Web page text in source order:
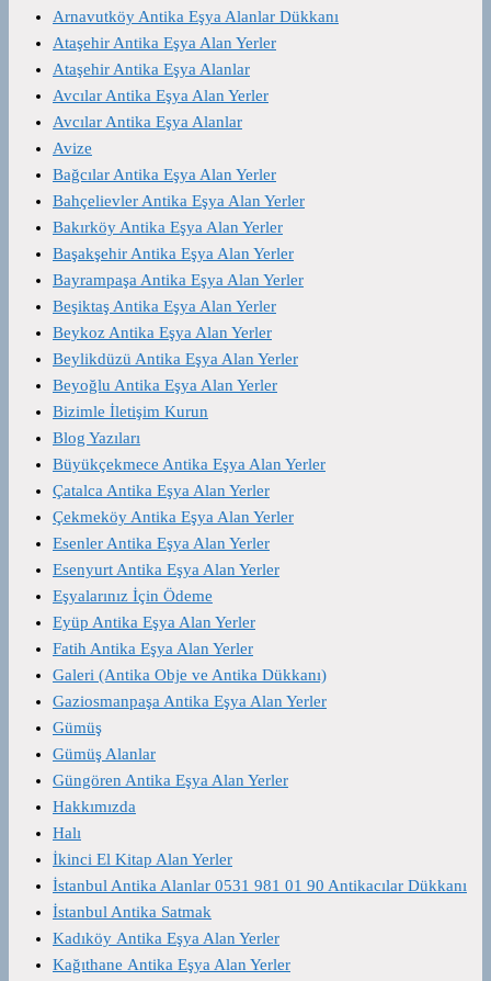
Arnavutköy Antika Eşya Alanlar Dükkanı
Ataşehir Antika Eşya Alan Yerler
Ataşehir Antika Eşya Alanlar
Avcılar Antika Eşya Alan Yerler
Avcılar Antika Eşya Alanlar
Avize
Bağcılar Antika Eşya Alan Yerler
Bahçelievler Antika Eşya Alan Yerler
Bakırköy Antika Eşya Alan Yerler
Başakşehir Antika Eşya Alan Yerler
Bayrampaşa Antika Eşya Alan Yerler
Beşiktaş Antika Eşya Alan Yerler
Beykoz Antika Eşya Alan Yerler
Beylikdüzü Antika Eşya Alan Yerler
Beyoğlu Antika Eşya Alan Yerler
Bizimle İletişim Kurun
Blog Yazıları
Büyükçekmece Antika Eşya Alan Yerler
Çatalca Antika Eşya Alan Yerler
Çekmeköy Antika Eşya Alan Yerler
Esenler Antika Eşya Alan Yerler
Esenyurt Antika Eşya Alan Yerler
Eşyalarınız İçin Ödeme
Eyüp Antika Eşya Alan Yerler
Fatih Antika Eşya Alan Yerler
Galeri (Antika Obje ve Antika Dükkanı)
Gaziosmanpaşa Antika Eşya Alan Yerler
Gümüş
Gümüş Alanlar
Güngören Antika Eşya Alan Yerler
Hakkımızda
Halı
İkinci El Kitap Alan Yerler
İstanbul Antika Alanlar 0531 981 01 90 Antikacılar Dükkanı
İstanbul Antika Satmak
Kadıköy Antika Eşya Alan Yerler
Kağıthane Antika Eşya Alan Yerler